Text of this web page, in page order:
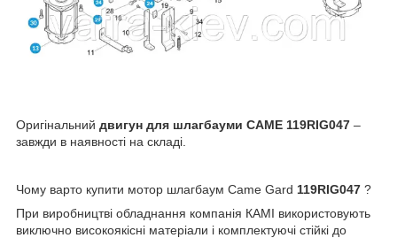
Оригінальний двигун для шлагбауми CAME 119RIG047 –
завжди в наявності на складі.
Чому варто купити мотор шлагбаум Came Gard 119RIG047 ?
При виробництві обладнання компанія КАМІ використовують
виключно високоякісні матеріали і комплектуючі стійкі до